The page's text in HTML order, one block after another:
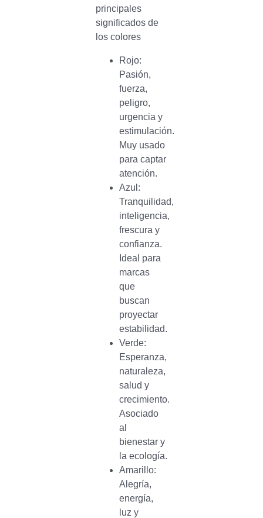
principales
significados de
los colores
Rojo:
Pasión,
fuerza,
peligro,
urgencia y
estimulación.
Muy usado
para captar
atención.
Azul:
Tranquilidad,
inteligencia,
frescura y
confianza.
Ideal para
marcas
que
buscan
proyectar
estabilidad.
Verde:
Esperanza,
naturaleza,
salud y
crecimiento.
Asociado
al
bienestar y
la ecología.
Amarillo:
Alegría,
energía,
luz y